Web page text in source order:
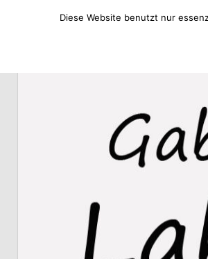
Diese Website benutzt nur